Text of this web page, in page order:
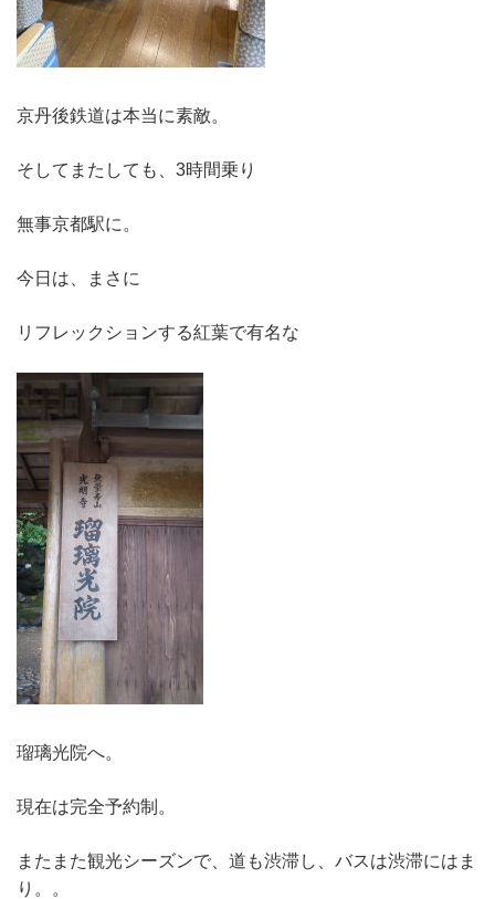
京丹後鉄道は本当に素敵。
そしてまたしても、3時間乗り
無事京都駅に。
今日は、まさに
リフレックションする紅葉で有名な
瑠璃光院へ。
現在は完全予約制。
またまた観光シーズンで、道も渋滞し、バスは渋滞にはま
り。。